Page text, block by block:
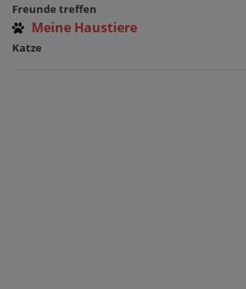
Freunde treffen
Meine Haustiere
Katze